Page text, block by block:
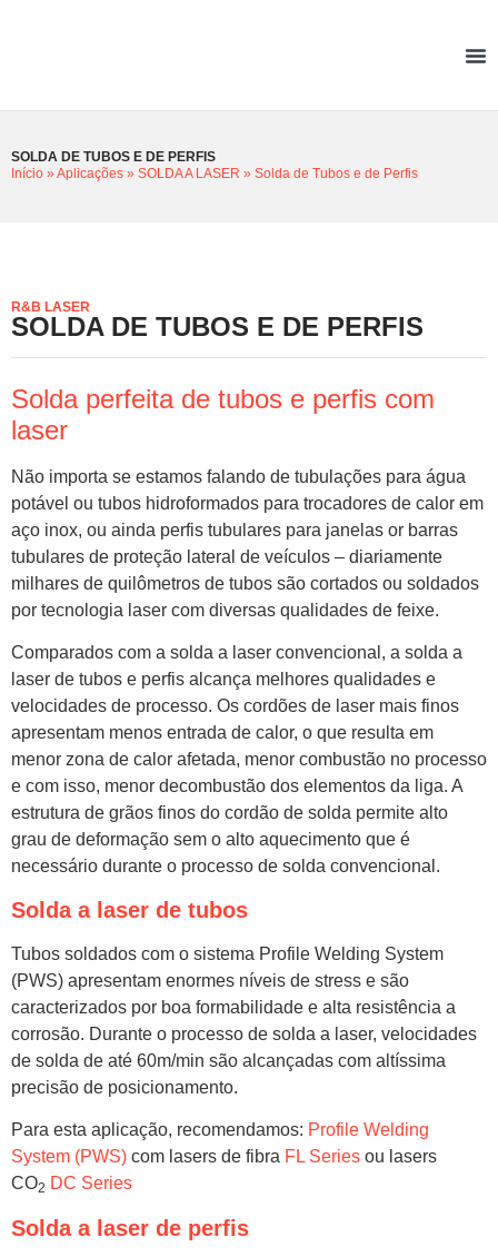
SOLDA DE TUBOS E DE PERFIS
Início » Aplicações » SOLDA A LASER » Solda de Tubos e de Perfis
R&B LASER
SOLDA DE TUBOS E DE PERFIS
Solda perfeita de tubos e perfis com
laser
Não importa se estamos falando de tubulações para água
potável ou tubos hidroformados para trocadores de calor em
aço inox, ou ainda perfis tubulares para janelas or barras
tubulares de proteção lateral de veículos – diariamente
milhares de quilômetros de tubos são cortados ou soldados
por tecnologia laser com diversas qualidades de feixe.
Comparados com a solda a laser convencional, a solda a
laser de tubos e perfis alcança melhores qualidades e
velocidades de processo. Os cordões de laser mais finos
apresentam menos entrada de calor, o que resulta em
menor zona de calor afetada, menor combustão no processo
e com isso, menor decombustão dos elementos da liga. A
estrutura de grãos finos do cordão de solda permite alto
grau de deformação sem o alto aquecimento que é
necessário durante o processo de solda convencional.
Solda a laser de tubos
Tubos soldados com o sistema Profile Welding System
(PWS) apresentam enormes níveis de stress e são
caracterizados por boa formabilidade e alta resistência a
corrosão. Durante o processo de solda a laser, velocidades
de solda de até 60m/min são alcançadas com altíssima
precisão de posicionamento.
Para esta aplicação, recomendamos: Profile Welding
System (PWS) com lasers de fibra FL Series ou lasers
CO2 DC Series
Solda a laser de perfis